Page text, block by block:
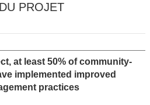
PROJET
at least 50% of community-
implemented improved
practices